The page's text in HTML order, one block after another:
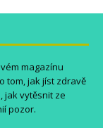
magazínu
tom, jak jíst zdravě
jak vytěsnit ze
pozor.